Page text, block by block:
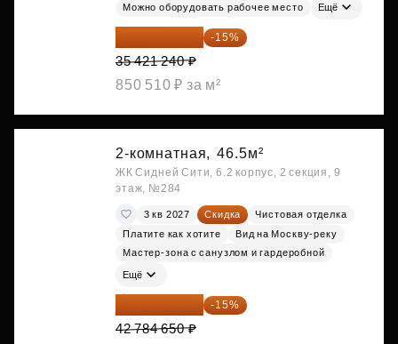
Можно оборудовать рабочее место Ещё
30 108 054 ₽ -15%
35 421 240 ₽
850 510 ₽ за м²
2-комнатная, 46.5м²
ЖК Сидней Сити, 6.2 корпус, 2 секция, 9
этаж, №284
3 кв 2027 Скидка
Чистовая отделка
Платите как хотите
Вид на Москву-реку
Мастер-зона с санузлом и гардеробной
Ещё
36 366 953 ₽ -15%
42 784 650 ₽